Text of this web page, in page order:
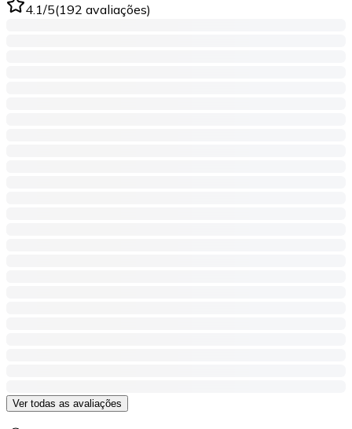
4.1/5(192 avaliações)
Ver todas as avaliações